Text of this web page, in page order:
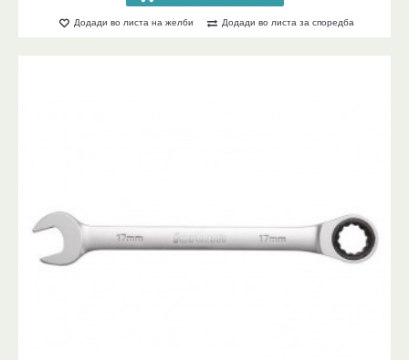
Додади во листа на желби Додади во листа за споредба